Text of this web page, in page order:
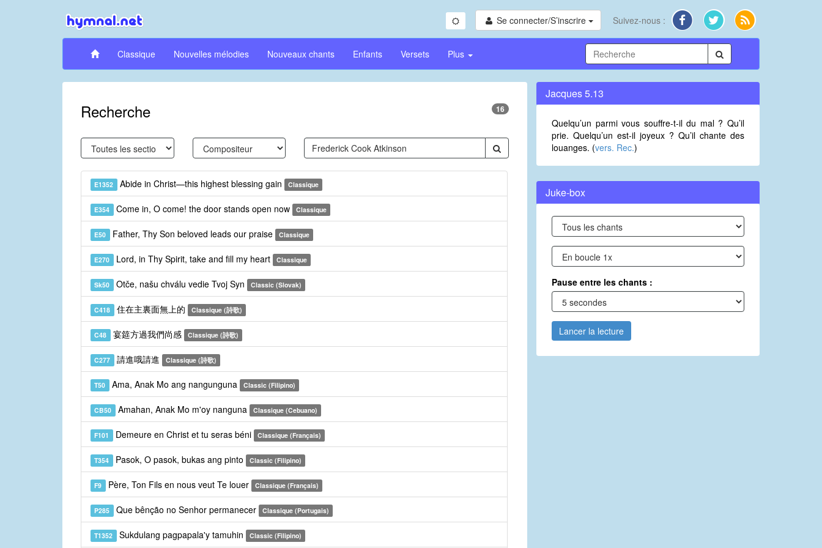
Se connecter/S’inscrire Suivez-nous :
Classique Nouvelles mélodies Nouveaux chants Enfants Versets Plus
Recherche 16
E1352 Abide in Christ—this highest blessing gain Classique
E354 Come in, O come! the door stands open now Classique
E50 Father, Thy Son beloved leads our praise Classique
E270 Lord, in Thy Spirit, take and fill my heart Classique
Sk50 Otče, našu chválu vedie Tvoj Syn Classic (Slovak)
C418 住在主裏面無上的 Classique (詩歌)
C48 宴筵方過我們尚感 Classique (詩歌)
C277 請進哦請進 Classique (詩歌)
T50 Ama, Anak Mo ang nangunguna Classic (Filipino)
CB50 Amahan, Anak Mo m'oy nanguna Classique (Cebuano)
F101 Demeure en Christ et tu seras béni Classique (Français)
T354 Pasok, O pasok, bukas ang pinto Classic (Filipino)
F9 Père, Ton Fils en nous veut Te louer Classique (Français)
P285 Que bênção no Senhor permanecer Classique (Portugais)
T1352 Sukdulang pagpapala'y tamuhin Classic (Filipino)
Jacques 5.13
Quelqu’un parmi vous souffre-t-il du mal ? Qu’il
prie. Quelqu’un est-il joyeux ? Qu’il chante des
louanges. (vers. Rec.)
Juke-box
Pause entre les chants :
Lancer la lecture